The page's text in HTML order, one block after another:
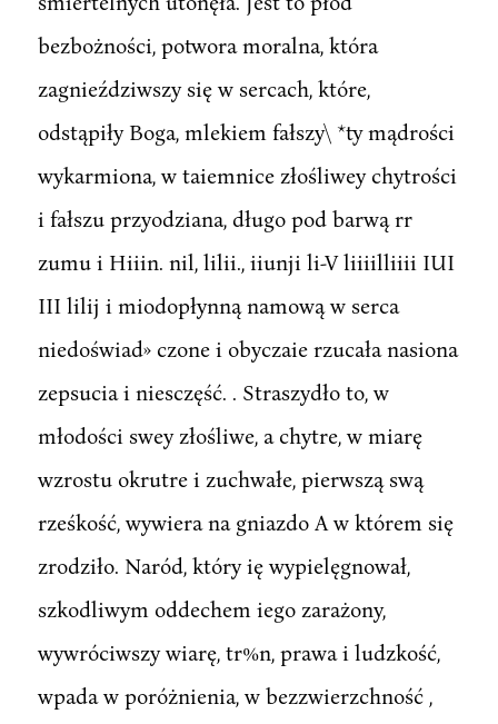
bezbożności, potwora moralna, która
zagnieździwszy się w sercach, które,
odstąpiły Boga, mlekiem fałszy\ *ty mądrości
wykarmiona, w taiemnice złośliwey chytrości
i fałszu przyodziana, długo pod barwą rr
zumu i Hiiin. nil, lilii., iiunji li-V liiiilliiii IUI
III lilij i miodopłynną namową w serca
niedoświad» czone i obyczaie rzucała nasiona
zepsucia i niesczęść. . Straszydło to, w
młodości swey złośliwe, a chytre, w miarę
wzrostu okrutre i zuchwałe, pierwszą swą
rześkość, wywiera na gniazdo A w którem się
zrodziło. Naród, który ię wypielęgnował,
szkodliwym oddechem iego zarażony,
wywróciwszy wiarę, tr%n, prawa i ludzkość,
wpada w poróżnienia, w bezzwierzchność ,